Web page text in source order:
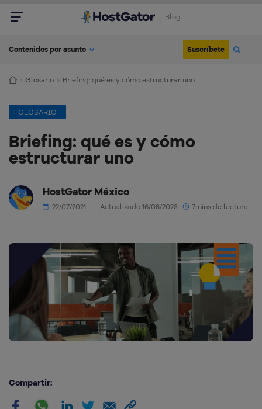
Blog
Contenidos por asunto Suscríbete
Glosario Briefing: qué es y cómo estructurar uno
GLOSARIO
Briefing: qué es y cómo
estructurar uno
HostGator México
22/07/2021 Actualizado 16/08/2023 7mins de lectura
Compartir: